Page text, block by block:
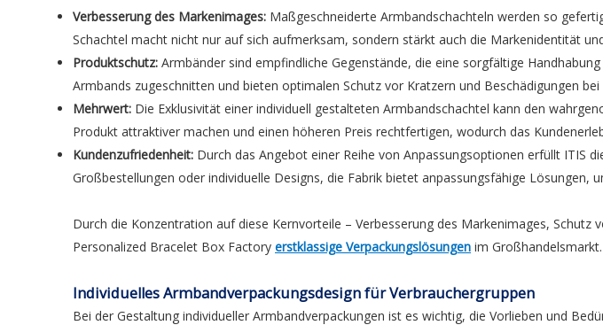
Verbesserung des Markenimages: Maßgeschneiderte Armbandschachteln werden so
Schachtel macht nicht nur auf sich aufmerksam, sondern stärkt auch die Markenidentität
Produktschutz: Armbänder sind empfindliche Gegenstände, die eine sorgfältige
Armbands zugeschnitten und bieten optimalen Schutz vor Kratzern und Beschädigungen
Mehrwert: Die Exklusivität einer individuell gestalteten Armbandschachtel kann den
Produkt attraktiver machen und einen höheren Preis rechtfertigen, wodurch das
Kundenzufriedenheit: Durch das Angebot einer Reihe von Anpassungsoptionen erfüllt ITIS
Großbestellungen oder individuelle Designs, die Fabrik bietet anpassungsfähige Lösungen,
Durch die Konzentration auf diese Kernvorteile – Verbesserung des Markenimages,
Personalized Bracelet Box Factory erstklassige Verpackungslösungen im Großhandelsmarkt.
Individuelles Armbandverpackungsdesign für Verbrauchergruppen
Bei der Gestaltung individueller Armbandverpackungen ist es wichtig, die Vorlieben und